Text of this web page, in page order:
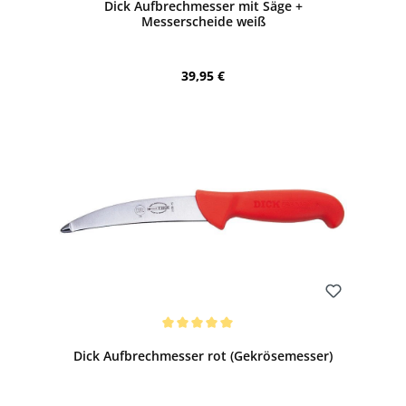
Dick Aufbrechmesser mit Säge +
Messerscheide weiß
Regulärer Preis:
39,95 €
Dick Aufbrechmesser rot (Gekrösemesser)